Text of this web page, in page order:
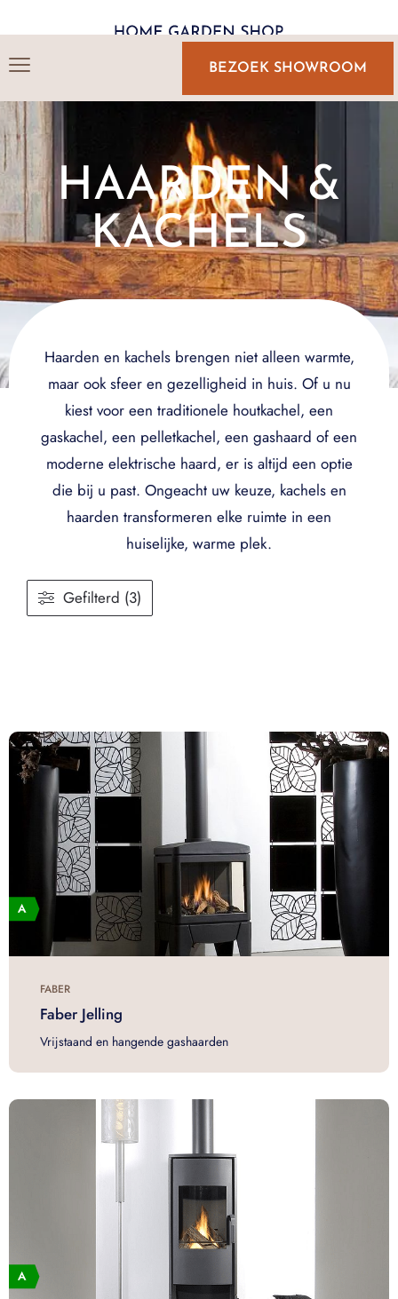
BEZOEK SHOWROOM
HAARDEN &
KACHELS
Haarden en kachels brengen niet alleen warmte,
maar ook sfeer en gezelligheid in huis. Of u nu
kiest voor een traditionele houtkachel, een
gaskachel, een pelletkachel, een gashaard of een
moderne elektrische haard, er is altijd een optie
die bij u past. Ongeacht uw keuze, kachels en
haarden transformeren elke ruimte in een
huiselijke, warme plek.
Gefilterd (3)
FABER
Faber Jelling
Vrijstaand en hangende gashaarden